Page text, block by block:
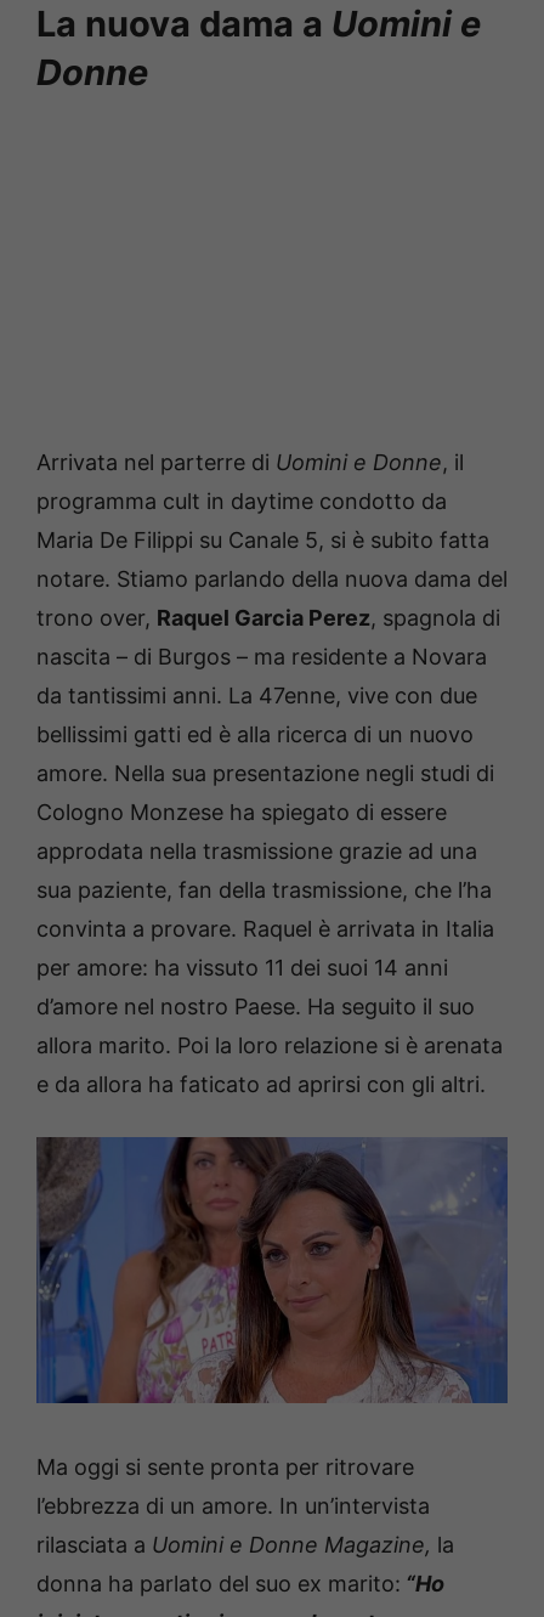
La nuova dama a Uomini e
Donne
Arrivata nel parterre di Uomini e Donne, il
programma cult in daytime condotto da
Maria De Filippi su Canale 5, si è subito fatta
notare. Stiamo parlando della nuova dama del
trono over, Raquel Garcia Perez, spagnola di
nascita – di Burgos – ma residente a Novara
da tantissimi anni. La 47enne, vive con due
bellissimi gatti ed è alla ricerca di un nuovo
amore. Nella sua presentazione negli studi di
Cologno Monzese ha spiegato di essere
approdata nella trasmissione grazie ad una
sua paziente, fan della trasmissione, che l’ha
convinta a provare. Raquel è arrivata in Italia
per amore: ha vissuto 11 dei suoi 14 anni
d’amore nel nostro Paese. Ha seguito il suo
allora marito. Poi la loro relazione si è arenata
e da allora ha faticato ad aprirsi con gli altri.
Ma oggi si sente pronta per ritrovare
l’ebbrezza di un amore. In un’intervista
rilasciata a Uomini e Donne Magazine, la
donna ha parlato del suo ex marito: “Ho